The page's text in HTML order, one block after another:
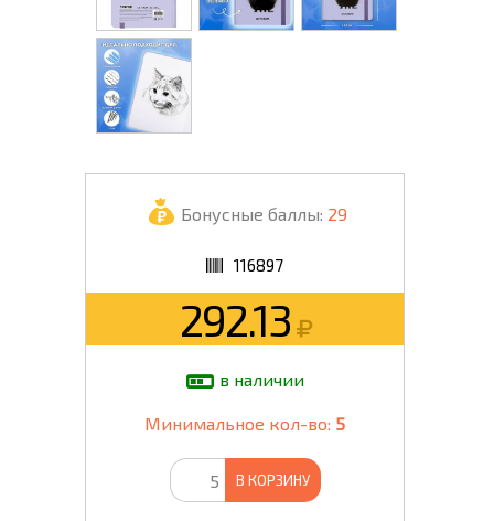
Бонусные баллы: 29
116897
292.13
в наличии
Минимальное кол-во: 5
В КОРЗИНУ